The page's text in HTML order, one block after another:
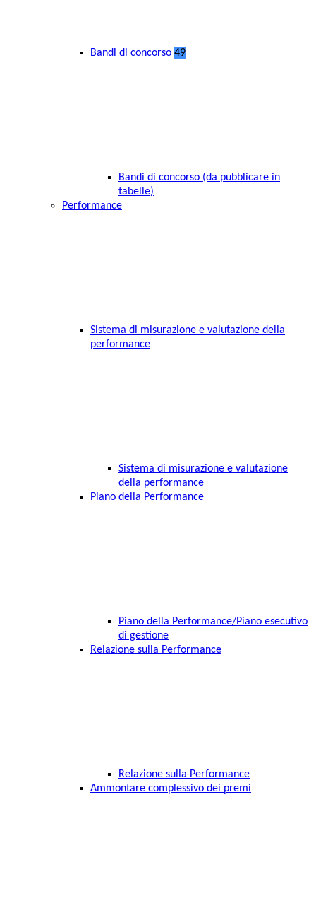
Bandi di concorso 49
Bandi di concorso (da pubblicare in
tabelle)
Performance
Sistema di misurazione e valutazione della
performance
Sistema di misurazione e valutazione
della performance
Piano della Performance
Piano della Performance/Piano esecutivo
di gestione
Relazione sulla Performance
Relazione sulla Performance
Ammontare complessivo dei premi